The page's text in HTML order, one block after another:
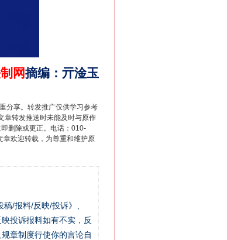
网摘编 ： 亓淦玉
分享。转发推广仅供学习参考
章转发推送时未能及时与原作
删除或更正。电话：010-
欢迎转载，为尊重和维护原
/报料/反映/投诉》、
投诉报料如有不实，反
章制度行使你的言论自